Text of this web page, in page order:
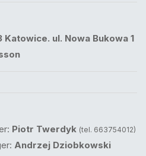
ul. Nowa Bukowa 1
Piotr Twerdyk (tel. 663754012)
Andrzej Dziobkowski